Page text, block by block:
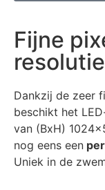
Fijne
resolutie
Dankzij de zeer
beschikt het
van (BxH)
nog eens een
Uniek in de